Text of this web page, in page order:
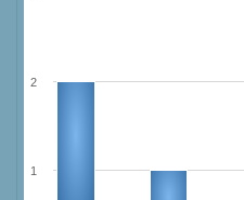
1
2